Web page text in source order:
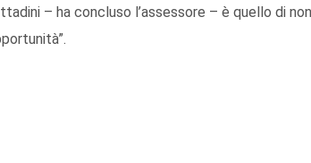
– ha concluso l’assessore – è quello di